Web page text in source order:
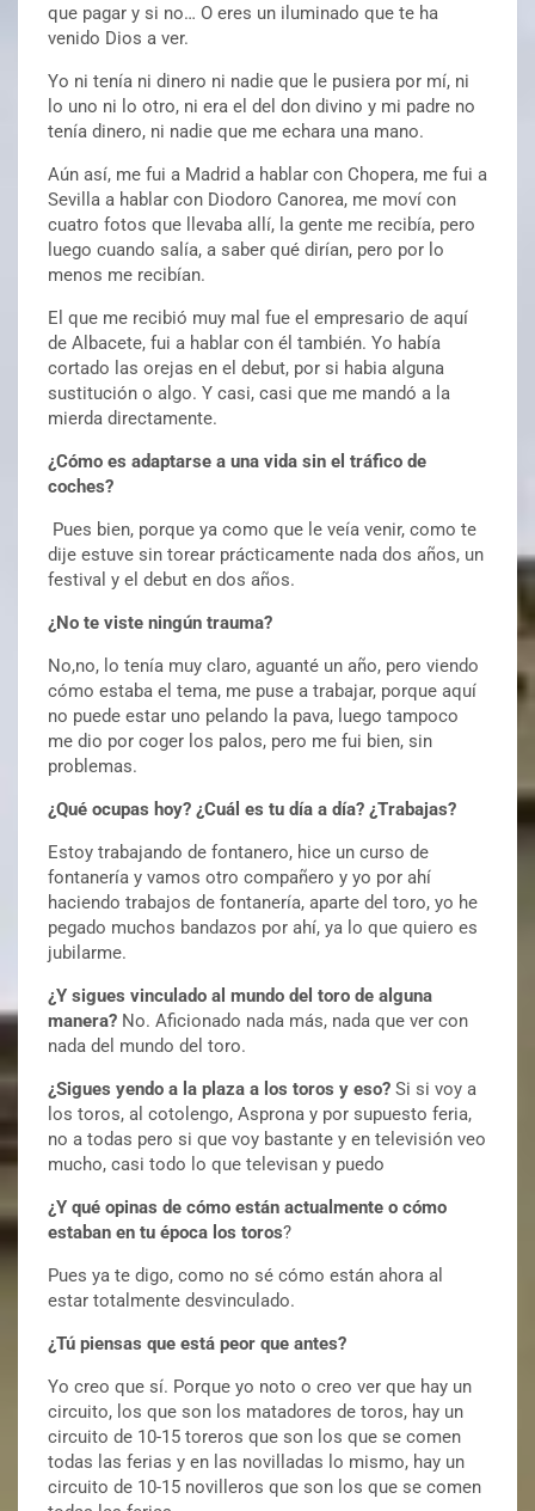
que pagar y si no… O eres un iluminado que te ha
venido Dios a ver.
Yo ni tenía ni dinero ni nadie que le pusiera por mí, ni
lo uno ni lo otro, ni era el del don divino y mi padre no
tenía dinero, ni nadie que me echara una mano.
Aún así, me fui a Madrid a hablar con Chopera, me fui a
Sevilla a hablar con Diodoro Canorea, me moví con
cuatro fotos que llevaba allí, la gente me recibía, pero
luego cuando salía, a saber qué dirían, pero por lo
menos me recibían.
El que me recibió muy mal fue el empresario de aquí
de Albacete, fui a hablar con él también. Yo había
cortado las orejas en el debut, por si habia alguna
sustitución o algo. Y casi, casi que me mandó a la
mierda directamente.
¿Cómo es adaptarse a una vida sin el tráfico de
coches?
Pues bien, porque ya como que le veía venir, como te
dije estuve sin torear prácticamente nada dos años, un
festival y el debut en dos años.
¿No te viste ningún trauma?
No,no, lo tenía muy claro, aguanté un año, pero viendo
cómo estaba el tema, me puse a trabajar, porque aquí
no puede estar uno pelando la pava, luego tampoco
me dio por coger los palos, pero me fui bien, sin
problemas.
¿Qué ocupas hoy? ¿Cuál es tu día a día? ¿Trabajas?
Estoy trabajando de fontanero, hice un curso de
fontanería y vamos otro compañero y yo por ahí
haciendo trabajos de fontanería, aparte del toro, yo he
pegado muchos bandazos por ahí, ya lo que quiero es
jubilarme.
¿Y sigues vinculado al mundo del toro de alguna
manera? No. Aficionado nada más, nada que ver con
nada del mundo del toro.
¿Sigues yendo a la plaza a los toros y eso? Si si voy a
los toros, al cotolengo, Asprona y por supuesto feria,
no a todas pero si que voy bastante y en televisión veo
mucho, casi todo lo que televisan y puedo
¿Y qué opinas de cómo están actualmente o cómo
estaban en tu época los toros?
Pues ya te digo, como no sé cómo están ahora al
estar totalmente desvinculado.
¿Tú piensas que está peor que antes?
Yo creo que sí. Porque yo noto o creo ver que hay un
circuito, los que son los matadores de toros, hay un
circuito de 10-15 toreros que son los que se comen
todas las ferias y en las novilladas lo mismo, hay un
circuito de 10-15 novilleros que son los que se comen